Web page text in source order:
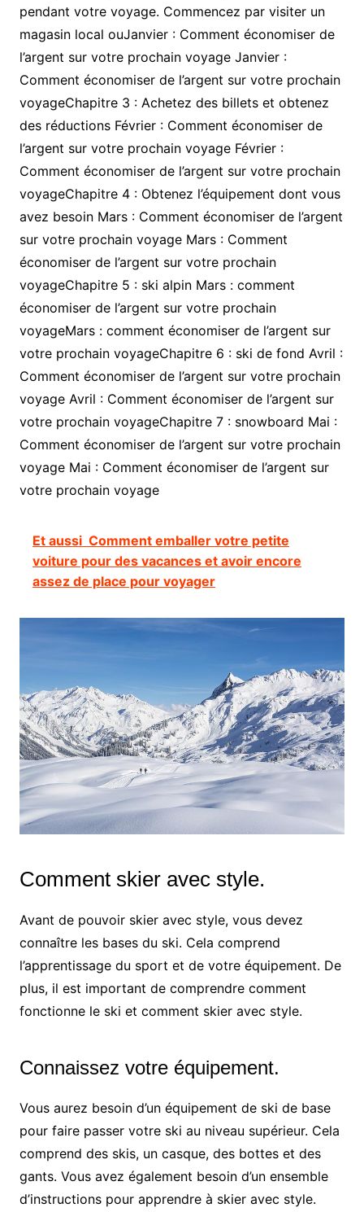
pendant votre voyage. Commencez par visiter un
magasin local ouJanvier : Comment économiser de
l’argent sur votre prochain voyage Janvier :
Comment économiser de l’argent sur votre prochain
voyageChapitre 3 : Achetez des billets et obtenez
des réductions Février : Comment économiser de
l’argent sur votre prochain voyage Février :
Comment économiser de l’argent sur votre prochain
voyageChapitre 4 : Obtenez l’équipement dont vous
avez besoin Mars : Comment économiser de l’argent
sur votre prochain voyage Mars : Comment
économiser de l’argent sur votre prochain
voyageChapitre 5 : ski alpin Mars : comment
économiser de l’argent sur votre prochain
voyageMars : comment économiser de l’argent sur
votre prochain voyageChapitre 6 : ski de fond Avril :
Comment économiser de l’argent sur votre prochain
voyage Avril : Comment économiser de l’argent sur
votre prochain voyageChapitre 7 : snowboard Mai :
Comment économiser de l’argent sur votre prochain
voyage Mai : Comment économiser de l’argent sur
votre prochain voyage
Et aussi Comment emballer votre petite
voiture pour des vacances et avoir encore
assez de place pour voyager
Comment skier avec style.
Avant de pouvoir skier avec style, vous devez
connaître les bases du ski. Cela comprend
l’apprentissage du sport et de votre équipement. De
plus, il est important de comprendre comment
fonctionne le ski et comment skier avec style.
Connaissez votre équipement.
Vous aurez besoin d’un équipement de ski de base
pour faire passer votre ski au niveau supérieur. Cela
comprend des skis, un casque, des bottes et des
gants. Vous avez également besoin d’un ensemble
d’instructions pour apprendre à skier avec style.